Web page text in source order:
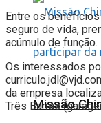
Missão
Entre os
seguro de vida,
acúmulo de função.
Os interessados
da empresa
Três Barras